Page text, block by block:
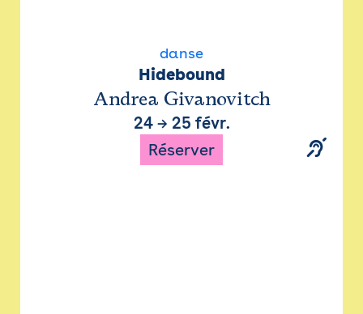
danse
Hidebound
Andrea Givanovitch
24→ 25 févr.
Réserver